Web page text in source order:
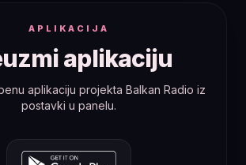
APLIKACIJA
aplikaciju
aplikaciju projekta Balkan Radio iz
postavki u panelu.